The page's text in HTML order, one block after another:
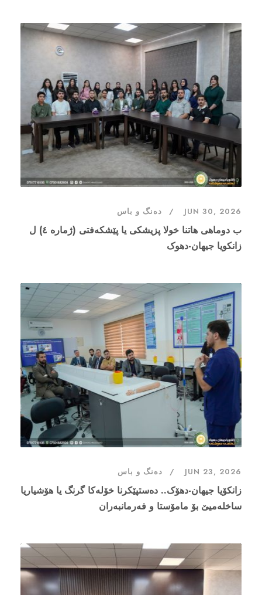
JUN 30, 2026 دەنگ و باس
ب دوماهی هاتنا خولا پزیشکی یا پێشکەفتی (ژمارە ٤) ل
زانکویا جیهان-دهوک
JUN 23, 2026 دەنگ و باس
زانکۆیا جیهان-دهۆک.. دەستپێکرنا خۆلەکا گرنگ یا هۆشیاریا
ساخلەمیێ بۆ مامۆستا و فەرمانبەران